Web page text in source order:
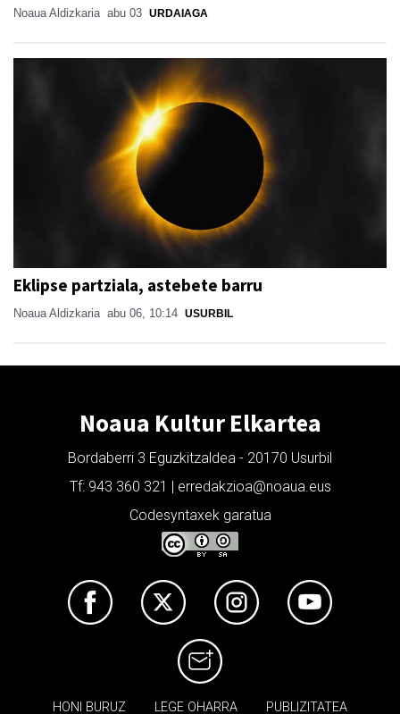
Noaua Aldizkaria abu 03 URDAIAGA
Eklipse partziala, astebete barru
Noaua Aldizkaria abu 06, 10:14 USURBIL
Noaua Kultur Elkartea
Bordaberri 3 Eguzkitzaldea - 20170 Usurbil
Tf: 943 360 321 | erredakzioa@noaua.eus
Codesyntaxek garatua
HONI BURUZ LEGE OHARRA PUBLIZITATEA